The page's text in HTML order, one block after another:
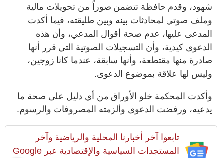
شهود، وقدم حافظة تتضمن صوراً من تحويلات مالية
وملف صوتي لمحادثات بينه وبين طليقته، فيما أكدت
المدعى عليها، عدم صحة أقوال المدعي، وأن هذه
الدعوى كيدية، وأن التسجيلات الصوتية التي قرر أنها
صادرة منها مقتطعة، وأنها سابقة، عندما كانا زوجين،
وليس لها علاقة بموضوع الدعوى.
وأكدت المحكمة خلو الأوراق من أي دليل على صحة ما
يدعيه، ورفضت الدعوى وألزمته المصروفات والرسوم.
تابعوا آخر أخبارنا المحلية والرياضية وآخر
المستجدات السياسية والإقتصادية عبر Google